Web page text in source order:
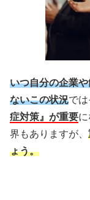
いつ自分の企業
ないこの状況で
症対策』が重要
界もありますが、
ょう。